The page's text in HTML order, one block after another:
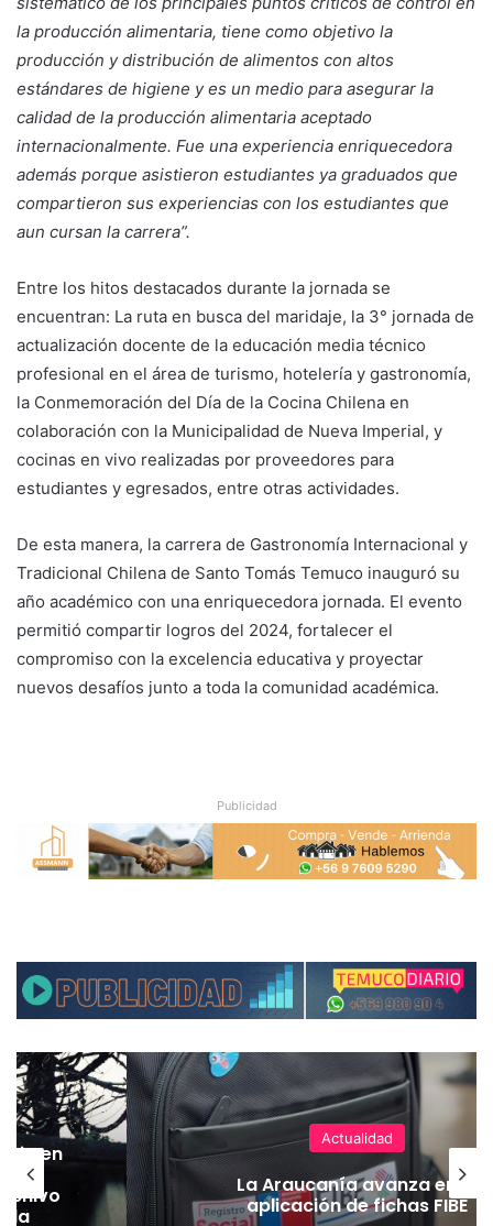
la producción alimentaria, tiene como objetivo la
producción y distribución de alimentos con altos
estándares de higiene y es un medio para asegurar la
calidad de la producción alimentaria aceptado
internacionalmente. Fue una experiencia enriquecedora
además porque asistieron estudiantes ya graduados que
compartieron sus experiencias con los estudiantes que
aun cursan la carrera”.
Entre los hitos destacados durante la jornada se
encuentran: La ruta en busca del maridaje, la 3° jornada de
actualización docente de la educación media técnico
profesional en el área de turismo, hotelería y gastronomía,
la Conmemoración del Día de la Cocina Chilena en
colaboración con la Municipalidad de Nueva Imperial, y
cocinas en vivo realizadas por proveedores para
estudiantes y egresados, entre otras actividades.
De esta manera, la carrera de Gastronomía Internacional y
Tradicional Chilena de Santo Tomás Temuco inauguró su
año académico con una enriquecedora jornada. El evento
permitió compartir logros del 2024, fortalecer el
compromiso con la excelencia educativa y proyectar
nuevos desafíos junto a toda la comunidad académica.
Publicidad
en
la
Actualidad
La Araucanía avanza en la
aplicación de fichas FIBE